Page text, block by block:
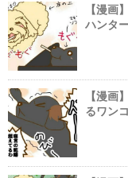
【漫画
ハンタ
【漫画
るワン